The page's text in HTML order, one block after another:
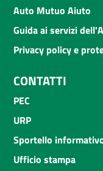
Auto Mutuo Aiuto
Guida ai servizi
Privacy policy e
CONTATTI
PEC
URP
Sportello
Ufficio stampa